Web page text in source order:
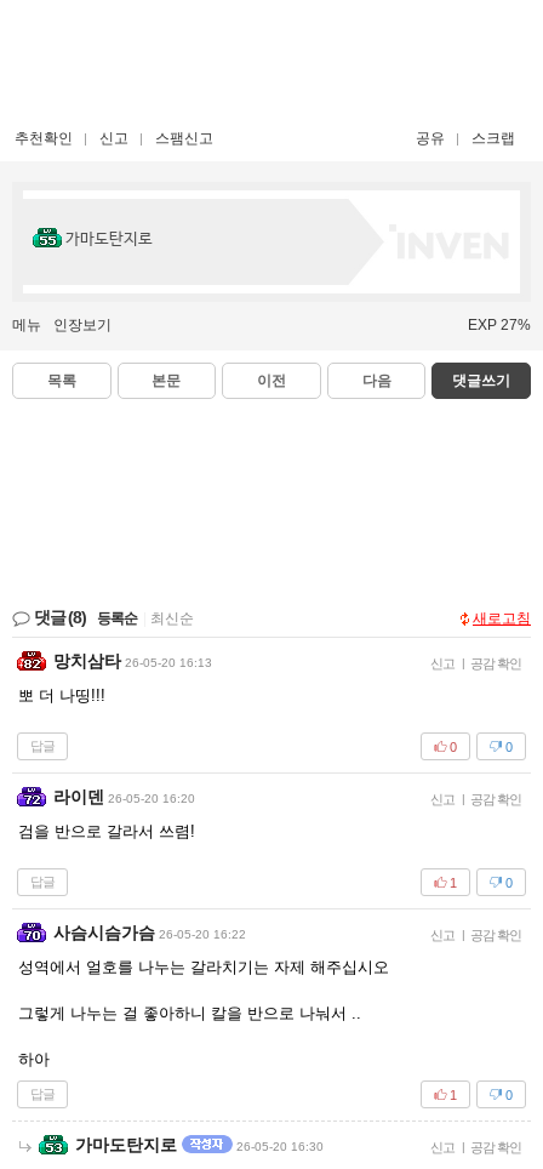
추천확인 신고 스팸신고 공유 스크랩
가마도탄지로
메뉴 인장보기 EXP 27%
목록 본문 이전 다음 댓글쓰기
댓글(8) 등록순 최신순 새로고침
망치삼타 26-05-20 16:13 신고 | 공감 확인
뽀 더 나띵!!!
답글 0
0
라이덴 26-05-20 16:20 신고 | 공감 확인
검을 반으로 갈라서 쓰렴!
답글 0
1
사슴시슴가슴 26-05-20 16:22 신고 | 공감 확인
성역에서 얼호를 나누는 갈라치기는 자제 해주십시오
그렇게 나누는 걸 좋아하니 칼을 반으로 나눠서 ..
하아
답글 0
1
가마도탄지로 26-05-20 16:30 신고 | 공감 확인